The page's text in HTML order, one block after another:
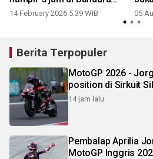
Lombok
14 February 2026 5:39 WIB 05
Berita Terpopuler
MotoGP 2026 -
position di
14 jam lalu
Pembalap Aprilia
MotoGP Inggris